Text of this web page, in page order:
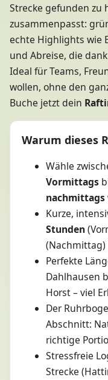
Strecke gefunden zu
zusammenpasst:
echte Highlights wie
und Abreise, die
Ideal für Teams,
wollen, ohne den
Buche jetzt dein
Warum dieses
Wähle
Vormittags
nachmittags
Kurze,
Stunden
(Nachmittag)
Perfekte
Dahlhausen
Horst – viel
Der
Abschnitt:
richtige
Stressfreie
Strecke